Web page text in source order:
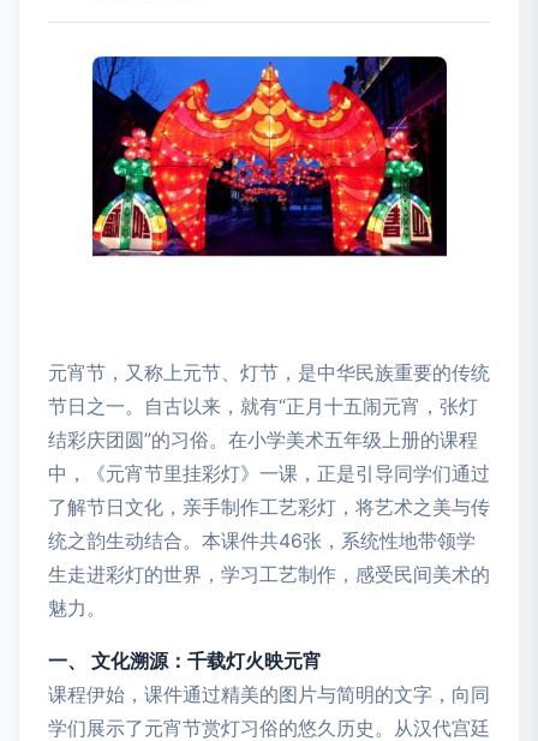
元宵节，又称上元节、灯节，是中华民族重要的传统
节日之一。自古以来，就有“正月十五闹元宵，张灯
结彩庆团圆”的习俗。在小学美术五年级上册的课程
中，《元宵节里挂彩灯》一课，正是引导同学们通过
了解节日文化，亲手制作工艺彩灯，将艺术之美与传
统之韵生动结合。本课件共46张，系统性地带领学
生走进彩灯的世界，学习工艺制作，感受民间美术的
魅力。
一、 文化溯源：千载灯火映元宵
课程伊始，课件通过精美的图片与简明的文字，向同
学们展示了元宵节赏灯习俗的悠久历史。从汉代宫廷